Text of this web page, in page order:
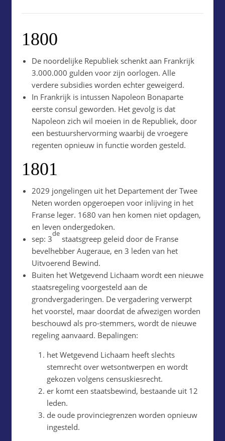
1800
De noordelijke Republiek schenkt aan Frankrijk
3.000.000 gulden voor zijn oorlogen. Alle
verdere subsidies worden echter geweigerd.
In Frankrijk is intussen Napoleon Bonaparte
eerste consul geworden. Het gevolg is dat
Napoleon zich wil moeien in de Republiek, door
een bestuurshervorming waarbij de vroegere
regenten opnieuw in functie worden gesteld.
1801
2029 jongelingen uit het Departement der Twee
Neten worden opgeroepen voor inlijving in het
Franse leger. 1680 van hen komen niet opdagen,
en leven ondergedoken.
sep: 3
de
staatsgreep geleid door de Franse
bevelhebber Augeraue, en 3 leden van het
Uitvoerend Bewind.
Buiten het Wetgevend Lichaam wordt een nieuwe
staatsregeling voorgesteld aan de
grondvergaderingen. De vergadering verwerpt
het voorstel, maar doordat de afwezigen worden
beschouwd als pro-stemmers, wordt de nieuwe
regeling aanvaard. Bepalingen:
het Wetgevend Lichaam heeft slechts
stemrecht over wetsontwerpen en wordt
gekozen volgens censuskiesrecht.
er komt een staatsbewind, bestaande uit 12
leden.
de oude provinciegrenzen worden opnieuw
ingesteld.